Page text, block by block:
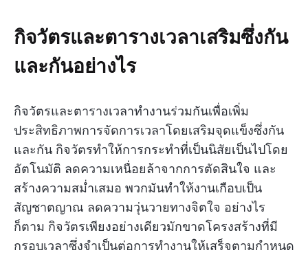
กิจวัตรและตารางเวลาเสริมซึ่งกัน
และกันอย่างไร
กิจวัตรและตารางเวลาทำงานร่วมกันเพื่อเพิ่ม
ประสิทธิภาพการจัดการเวลาโดยเสริมจุดแข็งซึ่งกัน
และกัน กิจวัตรทำให้การกระทำที่เป็นนิสัยเป็นไปโดย
อัตโนมัติ ลดความเหนื่อยล้าจากการตัดสินใจ และ
สร้างความสม่ำเสมอ พวกมันทำให้งานเกือบเป็น
สัญชาตญาณ ลดความวุ่นวายทางจิตใจ อย่างไร
ก็ตาม กิจวัตรเพียงอย่างเดียวมักขาดโครงสร้างที่มี
กรอบเวลาซึ่งจำเป็นต่อการทำงานให้เสร็จตามกำหนด